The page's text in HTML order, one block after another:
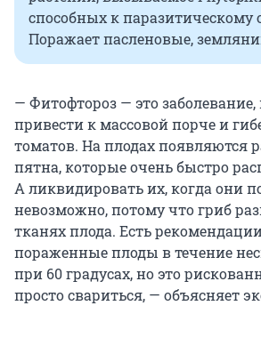
способных к паразитическому
Поражает пасленовые,
— Фитофтороз — это
привести к массовой порче и
томатов. На плодах появляются
пятна, которые очень быстро
А ликвидировать их, когда они
невозможно, потому что гриб
тканях плода. Есть
пораженные плоды в течение
при 60 градусах, но это
просто свариться, — объясняет